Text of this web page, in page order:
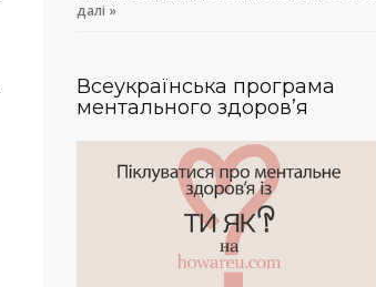
далі »
Всеукраїнська програма
ментального здоров’я